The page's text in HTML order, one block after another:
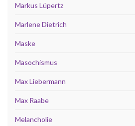
Markus Lüpertz
Marlene Dietrich
Maske
Masochismus
Max Liebermann
Max Raabe
Melancholie